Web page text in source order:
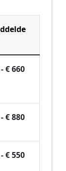
€ 660
€ 880
€ 550